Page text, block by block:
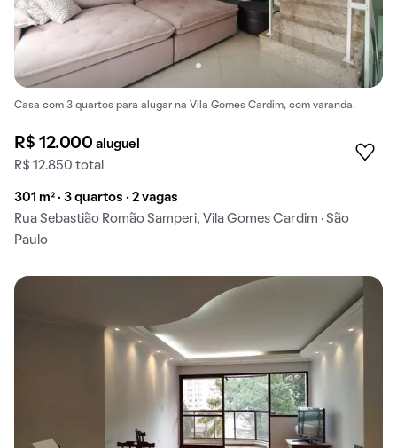
Casa com 3 quartos para alugar na Vila Gomes Cardim, com varanda.
R$ 12.000aluguel
R$ 12.850 total
301 m² · 3 quartos · 2 vagas
Rua Sebastião Romão Samperi, Vila Gomes Cardim · São
Paulo